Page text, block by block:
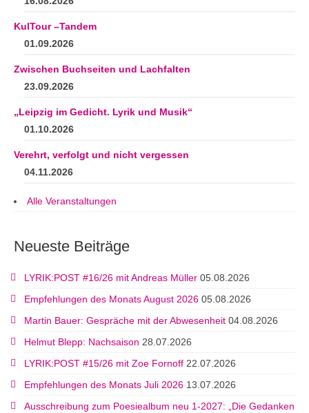
KulTour –Tandem
01.09.2026
Zwischen Buchseiten und Lachfalten
23.09.2026
„Leipzig im Gedicht. Lyrik und Musik“
01.10.2026
Verehrt, verfolgt und nicht vergessen
04.11.2026
Alle Veranstaltungen
Neueste Beiträge
LYRIK:POST #16/26 mit Andreas Müller 05.08.2026
Empfehlungen des Monats August 2026 05.08.2026
Martin Bauer: Gespräche mit der Abwesenheit 04.08.2026
Helmut Blepp: Nachsaison 28.07.2026
LYRIK:POST #15/26 mit Zoe Fornoff 22.07.2026
Empfehlungen des Monats Juli 2026 13.07.2026
Ausschreibung zum Poesiealbum neu 1-2027: „Die Gedanken